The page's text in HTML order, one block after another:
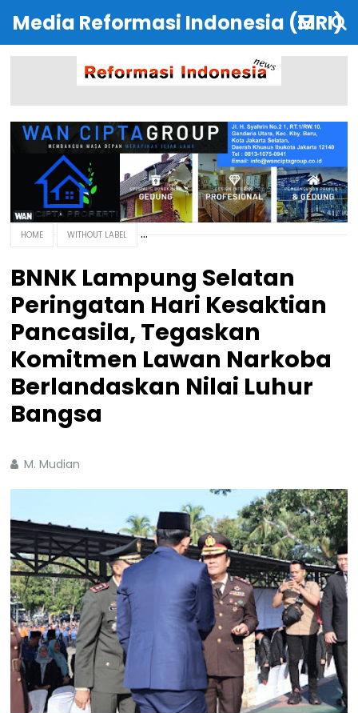
Media Reformasi Indonesia (MRI)
HOME WITHOUT LABEL
BNNK Lampung Selatan
Peringatan Hari Kesaktian
Pancasila, Tegaskan
Komitmen Lawan Narkoba
Berlandaskan Nilai Luhur
Bangsa
M. Mudian